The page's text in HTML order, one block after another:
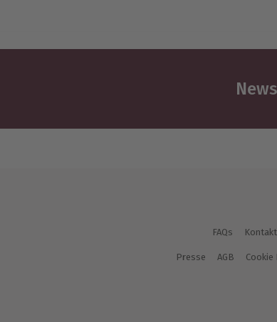
FAQs Kontakt
Presse AGB Cookie